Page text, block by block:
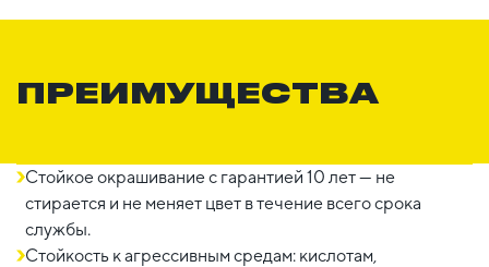
ПРЕИМУЩЕСТВА
Стойкое окрашивание с гарантией 10 лет — не
стирается и не меняет цвет в течение всего срока
службы.
Стойкость к агрессивным средам: кислотам,